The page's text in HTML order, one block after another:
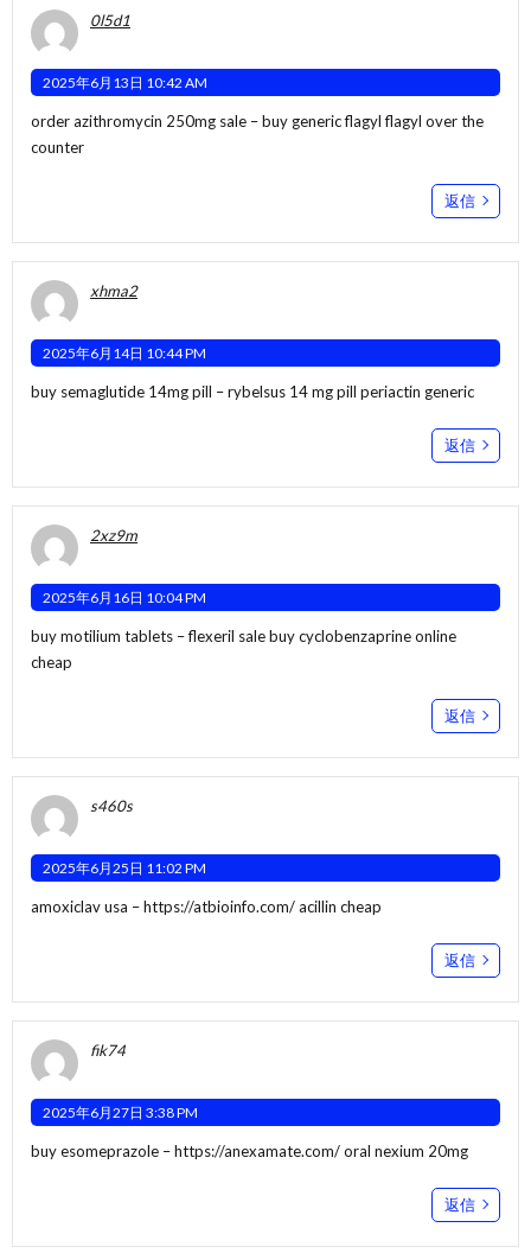
0l5d1
2025年6月13日 10:42 AM
order azithromycin 250mg sale –buy generic flagylflagyl over the
counter
返信
xhma2
2025年6月14日 10:44 PM
buy semaglutide 14mg pill –rybelsus 14 mg pill periactin generic
返信
2xz9m
2025年6月16日 10:04 PM
buy motilium tablets –flexeril salebuy cyclobenzaprine online
cheap
返信
s460s
2025年6月25日 11:02 PM
amoxiclav usa –https://atbioinfo.com/acillin cheap
返信
fik74
2025年6月27日 3:38 PM
buy esomeprazole –https://anexamate.com/oral nexium 20mg
返信